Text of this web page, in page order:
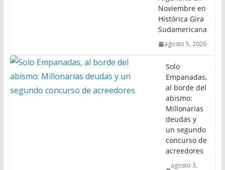
Noviembre en
Histórica Gira
Sudamericana
agosto 5, 2026
Solo
Empanadas,
al borde del
abismo:
Millonarias
deudas y
un segundo
concurso de
acreedores
agosto 3,